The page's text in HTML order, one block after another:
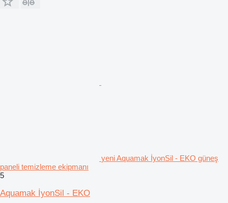
yeni Aquamak İyonSil - EKO güneş
paneli temizleme ekipmanı
5
Aquamak İyonSil - EKO